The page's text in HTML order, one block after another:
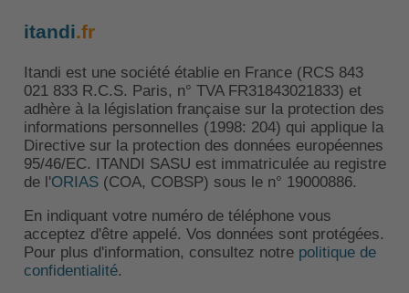
itandi.fr
Itandi est une société établie en France (RCS 843
021 833 R.C.S. Paris, n° TVA FR31843021833) et
adhère à la législation française sur la protection des
informations personnelles (1998: 204) qui applique la
Directive sur la protection des données européennes
95/46/EC. ITANDI SASU est immatriculée au registre
de l'ORIAS(COA, COBSP) sous le n° 19000886.
En indiquant votre numéro de téléphone vous
acceptez d'être appelé. Vos données sont protégées.
Pour plus d'information, consultez notre politique de
confidentialité.